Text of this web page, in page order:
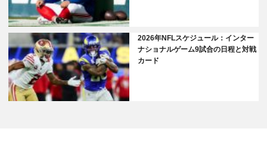
2026年NFLスケジュール：インター
ナショナルゲーム9試合の日程と対戦
カード